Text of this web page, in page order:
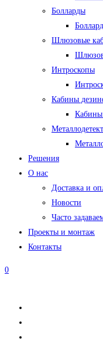
Болларды
Шлюзовые
Интроскопы
Кабины
Решения
О нас
Доставка и
Новости
Часто
Проекты и монтаж
Контакты
0